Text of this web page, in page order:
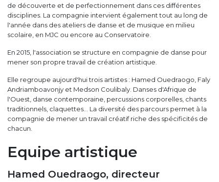
de découverte et de perfectionnement dans ces différentes
disciplines. La compagnie intervient également tout au long de
l'année dans des ateliers de danse et de musique en milieu
scolaire, en MJC ou encore au Conservatoire.
En 2015, l'association se structure en compagnie de danse pour
mener son propre travail de création artistique.
Elle regroupe aujourd'hui trois artistes : Hamed Ouedraogo, Faly
Andriamboavonjy et Medson Coulibaly. Danses d'Afrique de
l'Ouest, danse contemporaine, percussions corporelles, chants
traditionnels, claquettes... La diversité des parcours permet à la
compagnie de mener un travail créatif riche des spécificités de
chacun.
Equipe artistique
Hamed Ouedraogo, directeur